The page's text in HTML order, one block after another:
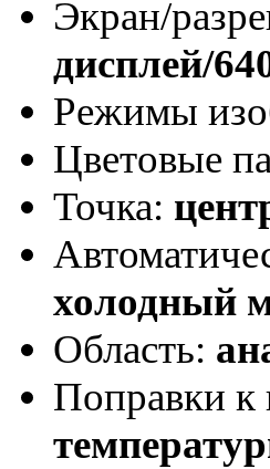
Экран/
дисплей/
Режимы
Цветовые
Точка:
холодный
Область:
Поправки к